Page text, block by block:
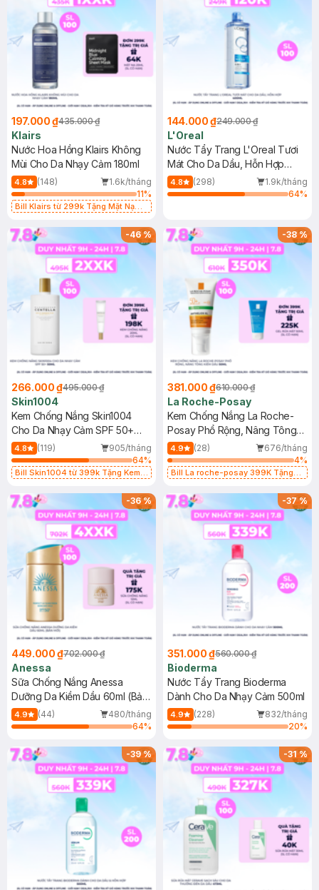
197.000 ₫435.000 ₫
Klairs
Nước Hoa Hồng Klairs Không
Mùi Cho Da Nhạy Cảm 180ml
4.8 (148)
1.6k/tháng
11%
Bill Klairs từ 299k Tặng Mặt Nạ
25ml (SL Có Hạn)
144.000 ₫249.000 ₫
L'Oreal
Nước Tẩy Trang L'Oreal Tươi
Mát Cho Da Dầu, Hỗn Hợp
400ml
4.8 (298)
1.9k/tháng
64%
-46%
266.000 ₫495.000 ₫
Skin1004
Kem Chống Nắng Skin1004
Cho Da Nhạy Cảm SPF 50+
50ml
4.8 (119)
905/tháng
64%
Bill Skin1004 từ 399k Tặng Kem
SPF 50+ 20ml (SL Có Hạn)
-38%
381.000 ₫610.000 ₫
La Roche-Posay
Kem Chống Nắng La Roche-
Posay Phổ Rộng, Nâng Tông
Kiềm Dầu 50ml
4.9 (28)
676/tháng
4%
Bill La roche-posay 399K Tặng
(SL có hạn)
-36%
449.000 ₫702.000 ₫
Anessa
Sữa Chống Nắng Anessa
Dưỡng Da Kiềm Dầu 60ml (Bản
Mới)
4.9 (44)
480/tháng
64%
-37%
351.000 ₫560.000 ₫
Bioderma
Nước Tẩy Trang Bioderma
Dành Cho Da Nhạy Cảm 500ml
4.9 (228)
832/tháng
20%
-39% -31%